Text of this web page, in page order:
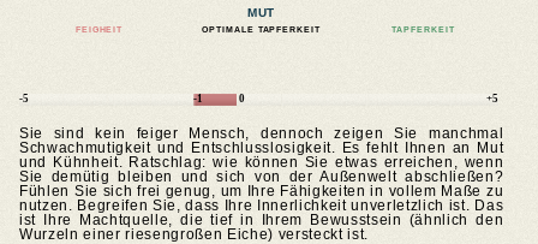
MUT
FEIGHEIT OPTIMALE TAPFERKEIT TAPFERKEIT
-5 -1 0 +5
Sie sind kein feiger Mensch, dennoch zeigen Sie manchmal
Schwachmutigkeit und Entschlusslosigkeit. Es fehlt Ihnen an Mut
und Kühnheit. Ratschlag: wie können Sie etwas erreichen, wenn
Sie demütig bleiben und sich von der Außenwelt abschließen?
Fühlen Sie sich frei genug, um Ihre Fähigkeiten in vollem Maße zu
nutzen. Begreifen Sie, dass Ihre Innerlichkeit unverletzlich ist. Das
ist Ihre Machtquelle, die tief in Ihrem Bewusstsein (ähnlich den
Wurzeln einer riesengroßen Eiche) versteckt ist.